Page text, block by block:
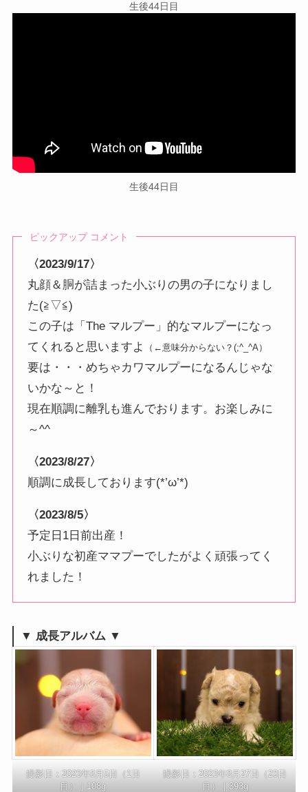
生後44日目
生後44日目
ピックアップ コメント
〈2023/9/17〉
丸顔＆胴が詰まった小ぶりの男の子になりまし
た(≧▽≦)
この子は「The マルプー」的なマルプーになっ
てくれると思いますよ
（←意味分からない？(;^_^A）
要は・・・めちゃカワマルプーになるんじゃな
いかな～と！
現在順調に離乳も進んでおります。お楽しみに
～^^
〈2023/8/27〉
順調に成長しております(*’ω’*)
〈2023/8/5〉
予定日1日前出産！
小ぶりな初産ママプーでしたがよく頑張ってく
れました！
▼ 成長アルバム ▼
撮影日：2023年8月5日（1日
目）｜108g
撮影日：2023年8月27日（23日
目）｜393g